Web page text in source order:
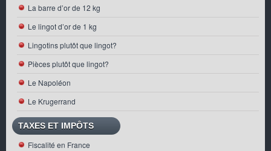
La barre d’or de 12 kg
Le lingot d’or de 1 kg
Lingotins plutôt que lingot?
Pièces plutôt que lingot?
Le Napoléon
Le Krugerrand
TAXES ET IMPÔTS
Fiscalité en France